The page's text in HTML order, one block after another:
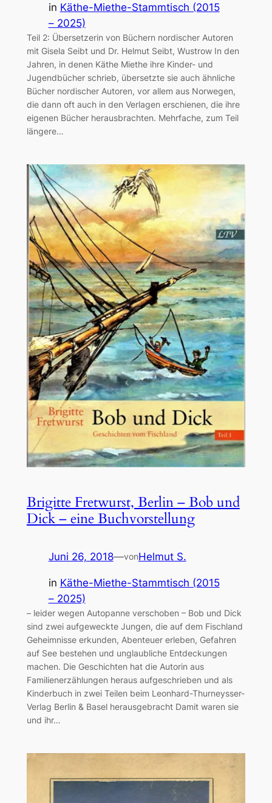
in Käthe-Miethe-Stammtisch (2015
– 2025)
Teil 2: Übersetzerin von Büchern nordischer Autoren
mit Gisela Seibt und Dr. Helmut Seibt, Wustrow In den
Jahren, in denen Käthe Miethe ihre Kinder- und
Jugendbücher schrieb, übersetzte sie auch ähnliche
Bücher nordischer Autoren, vor allem aus Norwegen,
die dann oft auch in den Verlagen erschienen, die ihre
eigenen Bücher herausbrachten. Mehrfache, zum Teil
längere…
Brigitte Fretwurst, Berlin – Bob und
Dick – eine Buchvorstellung
Juni 26, 2018—vonHelmut S.
in Käthe-Miethe-Stammtisch (2015
– 2025)
– leider wegen Autopanne verschoben – Bob und Dick
sind zwei aufgeweckte Jungen, die auf dem Fischland
Geheimnisse erkunden, Abenteuer erleben, Gefahren
auf See bestehen und unglaubliche Entdeckungen
machen. Die Geschichten hat die Autorin aus
Familienerzählungen heraus aufgeschrieben und als
Kinderbuch in zwei Teilen beim Leonhard-Thurneysser-
Verlag Berlin & Basel herausgebracht Damit waren sie
und ihr…